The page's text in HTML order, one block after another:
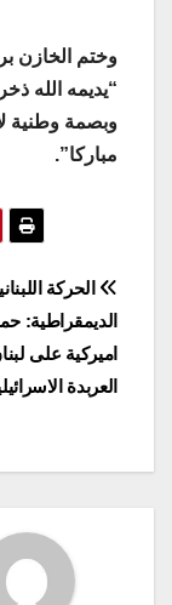
وختم الخازن
“يديمه الله
وبصمة وطنية
مباركا”.
Post
الحركة
الديمقراطية:
اميركية على
العربدة